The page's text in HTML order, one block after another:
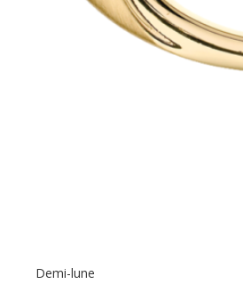
Demi-lune